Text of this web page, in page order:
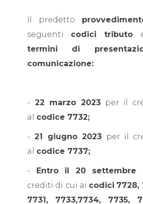
Il predetto
seguenti codici tributo
termini di
comunicazione:
- 22 marzo 2023per il
al codice 7732;
- 21 giugno 2023 per il
al codice 7737;
- Entro il 20 settembre
crediti di cui ai codici 7728,
7731, 7733,7734, 7735,